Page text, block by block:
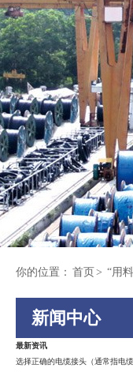
你的位置： 首页 > “用
新闻中心
最新资讯
选择正确的电缆接头（通常指电